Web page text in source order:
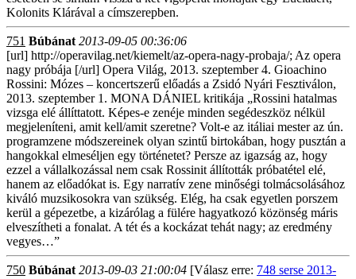
Kolonits Klárával a címszerepben.
751 Búbánat 2013-09-05 00:36:06
[url] http://operavilag.net/kiemelt/az-opera-nagy-probaja/; Az opera
nagy próbája [/url] Opera Világ, 2013. szeptember 4. Gioachino
Rossini: Mózes – koncertszerű előadás a Zsidó Nyári Fesztiválon,
2013. szeptember 1. MONA DÁNIEL kritikája „Rossini hatalmas
vizsga elé állíttatott. Képes-e zenéje minden segédeszköz nélkül
megjeleníteni, amit kell/amit szeretne? Volt-e az itáliai mester az ún.
programzene módszereinek olyan szintű birtokában, hogy pusztán a
hangokkal elmeséljen egy történetet? Persze az igazság az, hogy
ezzel a vállalkozással nem csak Rossinit állították próbatétel elé,
hanem az előadókat is. Egy narratív zene minőségi tolmácsolásához
kiváló muzsikosokra van szükség. Elég, ha csak egyetlen porszem
kerül a gépezetbe, a kizárólag a fülére hagyatkozó közönség máris
elveszítheti a fonalat. A tét és a kockázat tehát nagy; az eredmény
vegyes…”
750 Búbánat 2013-09-03 21:00:04 [Válasz erre: 748 serse 2013-